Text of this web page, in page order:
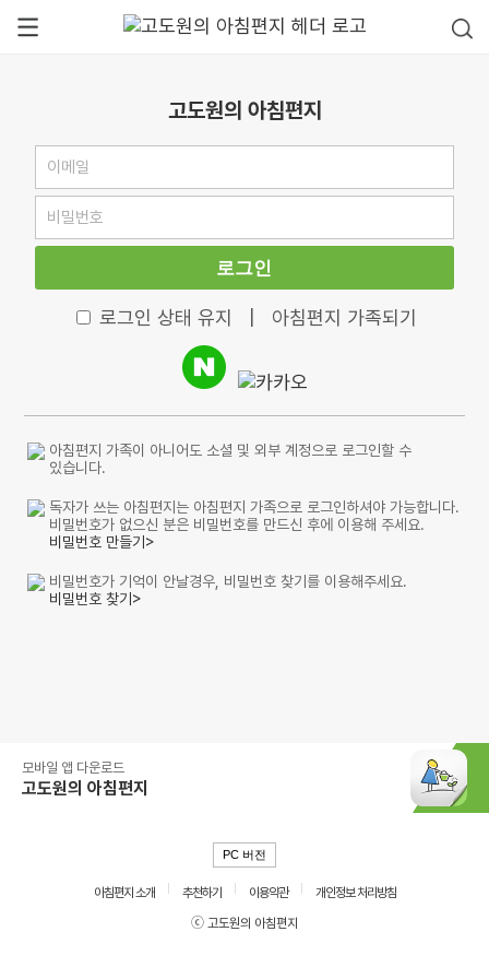
고도원의 아침편지
로그인
로그인 상태 유지 아침편지 가족되기
아침편지 가족이 아니어도 소셜 및 외부 계정으로 로그인할 수
있습니다.
독자가 쓰는 아침편지는 아침편지 가족으로 로그인하셔야 가능합니다.
비밀번호가 없으신 분은 비밀번호를 만드신 후에 이용해 주세요.
비밀번호 만들기>
비밀번호가 기억이 안날경우, 비밀번호 찾기를 이용해주세요.
비밀번호 찾기>
모바일 앱 다운로드
고도원의 아침편지
PC 버전
아침편지 소개 추천하기 이용약관
개인정보 처리방침
ⓒ 고도원의 아침편지